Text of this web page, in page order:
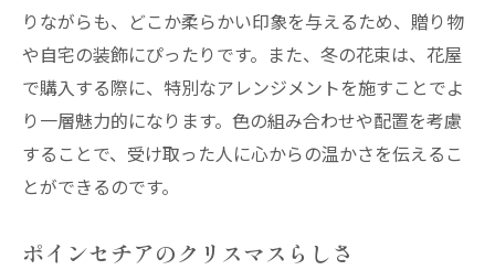
りながらも、どこか柔らかい印象を与えるため、贈り物
や自宅の装飾にぴったりです。また、冬の花束は、花屋
で購入する際に、特別なアレンジメントを施すことでよ
り一層魅力的になります。色の組み合わせや配置を考慮
することで、受け取った人に心からの温かさを伝えるこ
とができるのです。
ポインセチアのクリスマスらしさ